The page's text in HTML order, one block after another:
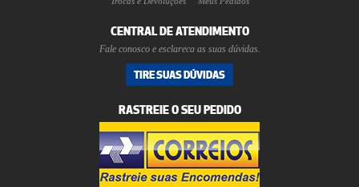
CENTRAL DE ATENDIMENTO
Fale conosco e esclareca as suas dúvidas.
TIRE SUAS DÚVIDAS
RASTREIE O SEU PEDIDO